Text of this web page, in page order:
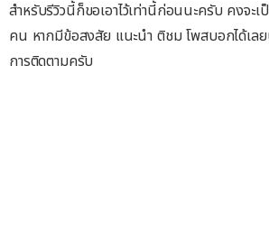
สำหรับรีวิวนี้ก็ขอเอาไว้เท่านี้ก่อนนะครับ คงจะ
คน หากมีข้อสงสัย แนะนำ ติชม โพสบอกได้เ
การติดตามครับ